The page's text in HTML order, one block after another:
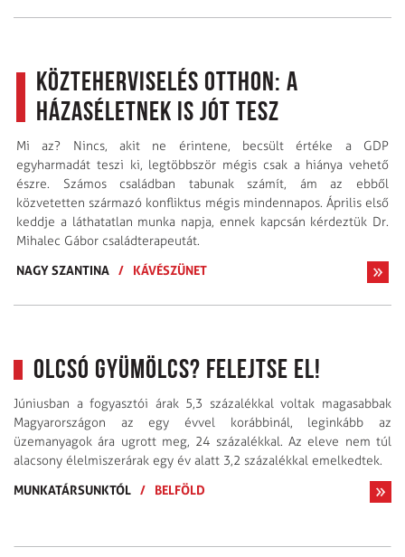
Közteherviselés otthon: a
házaséletnek is jót tesz
Mi az? Nincs, akit ne érintene, becsült értéke a GDP
egyharmadát teszi ki, legtöbbször mégis csak a hiánya vehető
észre. Számos családban tabunak számít, ám az ebből
közvetetten származó konfliktus mégis mindennapos. Április első
keddje a láthatatlan munka napja, ennek kapcsán kérdeztük Dr.
Mihalec Gábor családterapeutát.
NAGY SZANTINA / KÁVÉSZÜNET
Olcsó gyümölcs? Felejtse el!
Júniusban a fogyasztói árak 5,3 százalékkal voltak magasabbak
Magyarországon az egy évvel korábbinál, leginkább az
üzemanyagok ára ugrott meg, 24 százalékkal. Az eleve nem túl
alacsony élelmiszerárak egy év alatt 3,2 százalékkal emelkedtek.
MUNKATÁRSUNKTÓL / BELFÖLD